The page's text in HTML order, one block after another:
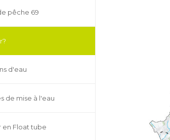
pêche 69
d'eau
de mise à l'eau
en Float tube